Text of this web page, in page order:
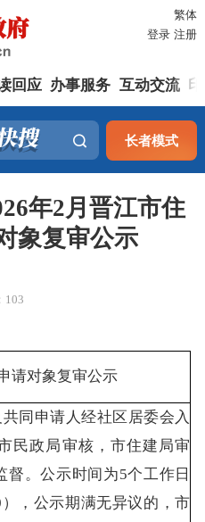
繁体
登录 注册
回应 办事服务 互动交流
长者模式
年2月晋江市住
象复审公示
103
请对象复审公示
同申请人经社区居委会入
民政局审核，市住建局审
。公示时间为5个工作日
），公示期满无异议的，市